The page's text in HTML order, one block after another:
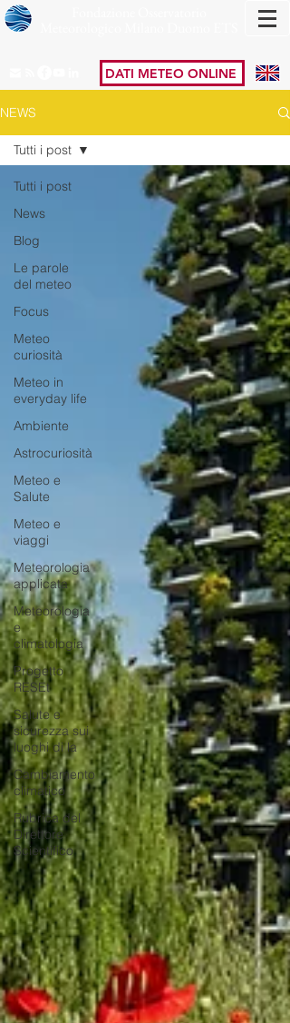
DATI METEO ONLINE
NEWS
Tutti i post
News
Blog
Le parole
del meteo
Focus
Meteo
curiosità
Meteo in
everyday life
Ambiente
Astrocuriosità
Meteo e
Salute
Meteo e
viaggi
Meteorologia
applicata
Meteorologia
e
climatologia
Progetto
RESEt
Salute e
sicurezza sui
luoghi di la
Cambiamento
climatico
Rubrica del
Direttore
Scientifico
Tutti i post